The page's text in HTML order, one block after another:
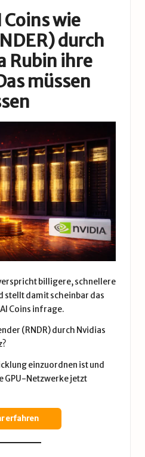
wie
durch
Rubin ihre
müssen
billigere, schnellere
stellt damit scheinbar das
Coins infrage.
(RNDR) durch Nvidias
einzuordnen ist und
GPU-Netzwerke jetzt
erfahren